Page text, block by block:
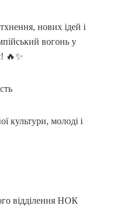
нових ідей і
вогонь у
🔥✨
культури, молоді і
відділення НОК